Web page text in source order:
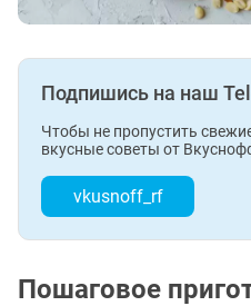
Подпишись на наш
Чтобы не пропустить
вкусные советы от
vkusnoff_rf
Пошаговое